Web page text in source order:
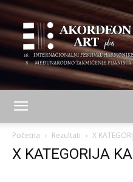
Početna Rezultati X
X KATEGORIJA